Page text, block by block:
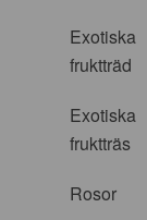
Exotiska
fruktträd
Exotiska
fruktträs
Rosor